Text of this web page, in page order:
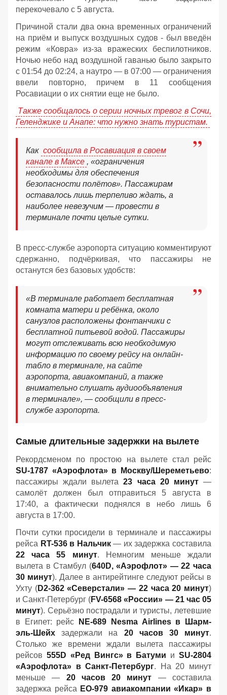
перекочевало с 5 августа.
Причиной стали два окна временных ограничений
на приём и выпуск воздушных судов - был введён
режим «Ковра» из-за вражеских беспилотников.
Ночью небо над воздушной гаванью было закрыто
с 01:54 до 02:24, а наутро — в 07:00 — ограничения
ввели повторно, причем в 11 сообщения
Росавиации о их снятии еще не было.
Также сообщалось о серии ночных тревог в Сочи,
Геленджике и Анапе: что нужно знать туристам.
Как сообщила в Росавиация в своем
канале в Максе , «ограничения
необходимы для обеспечения
безопасности полётов». Пассажирам
оставалось лишь терпеливо ждать, а
наиболее невезучим — провести в
терминале почти целые сутки.
В пресс-службе аэропорта ситуацию комментируют
сдержанно, подчёркивая, что пассажиры не
останутся без базовых удобств:
«В терминале работает бесплатная
комната матери и ребёнка, около
санузлов расположены фонтанчики с
бесплатной питьевой водой. Пассажиры
могут отслеживать всю необходимую
информацию по своему рейсу на онлайн-
табло в терминале, на сайте
аэропорта, авиакомпаний, а также
внимательно слушать аудиообъявления
в терминале», — сообщили в пресс-
службе аэропорта.
Самые длительные задержки на вылете
Рекордсменом по простою на вылете стал рейс
SU-1787 «Аэрофлота» в Москву/Шереметьево:
пассажиры ждали вылета23 часа 20 минут—
самолёт должен был отправиться 5 августа в
17:40, а фактически поднялся в небо лишь 6
августа в 17:00.
Почти сутки просидели в терминале и пассажиры
рейса RT-536 в Нальчик— их задержка составила
22 часа 55 минут. Немногим меньше ждали
вылета в Стамбул (640D, «Аэрофлот» — 22 часа
30 минут). Далее в антирейтинге следуют рейсы в
Ухту (D2-362 «Северстали» — 22 часа 20 минут)
и Санкт-Петербург (FV-6568 «России» — 21 час 05
минут). Серьёзно пострадали и туристы, летевшие
в Египет: рейс
NE-689 Nesma Airlines в Шарм-
эль-Шейх задержали на 20 часов 30 минут.
Столько же времени ждали вылета пассажиры
рейсов 555D «Ред Вингс» в Батуми иSU-2804
«Аэрофлота» в Санкт-Петербург. На 20 минут
меньше — 20 часов 20 минут — составила
задержка рейса EO-979 авиакомпании «Икар» в